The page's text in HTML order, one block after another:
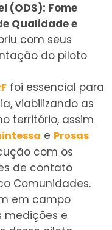
(ODS): Fome
Qualidade e
com seus
do piloto
foi essencial para
viabilizando as
território, assim
e Prosas
com os
de contato
Comunidades.
em campo
medições e